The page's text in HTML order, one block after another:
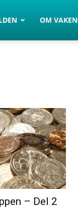
OM VAKEN
– Del 2